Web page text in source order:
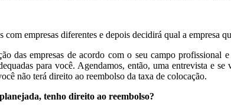
empresas diferentes e depois decidirá qual a empresa
das empresas de acordo com o seu campo
para você. Agendamos, então, uma entrevista e
não terá direito ao reembolso da taxa de colocação.
tenho direito ao reembolso?